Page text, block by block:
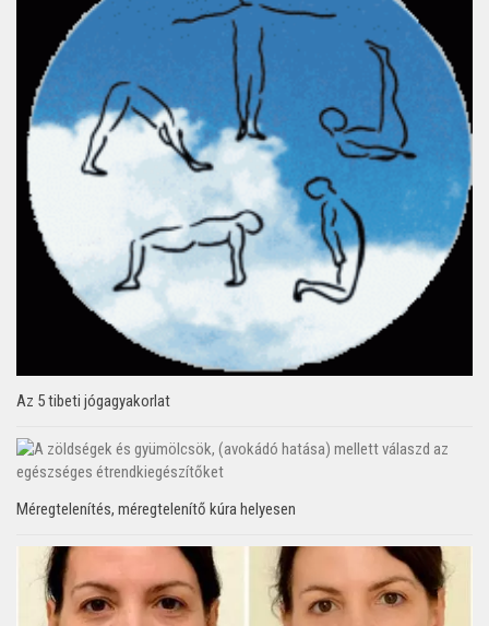
Az 5 tibeti jógagyakorlat
Méregtelenítés, méregtelenítő kúra helyesen